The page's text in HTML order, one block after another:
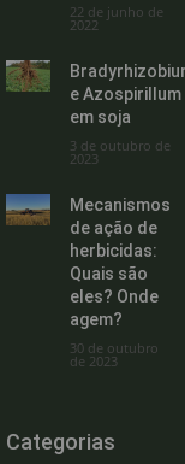
22 de junho de
2022
e Azospirillum
em soja
3 de outubro de
2023
Mecanismos
de ação de
herbicidas:
Quais são
eles? Onde
agem?
30 de outubro
de 2023
Categorias